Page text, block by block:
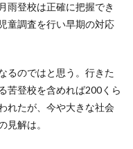
登校は正確に把握でき
童調査を行い早期の対応
るのではと思う。行きた
苦登校を含めれば200くら
れたが、今や大きな社会
見解は。